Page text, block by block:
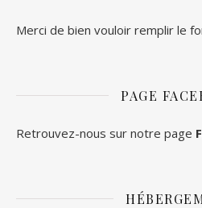
Merci de bien vouloir remplir le
PAGE
Retrouvez-nous sur notre page